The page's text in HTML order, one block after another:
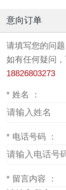
意向订单
请填写您的问
如有任何疑问
18826803273
* 姓名 ：
* 电话号码 ：
* 留言内容 ：